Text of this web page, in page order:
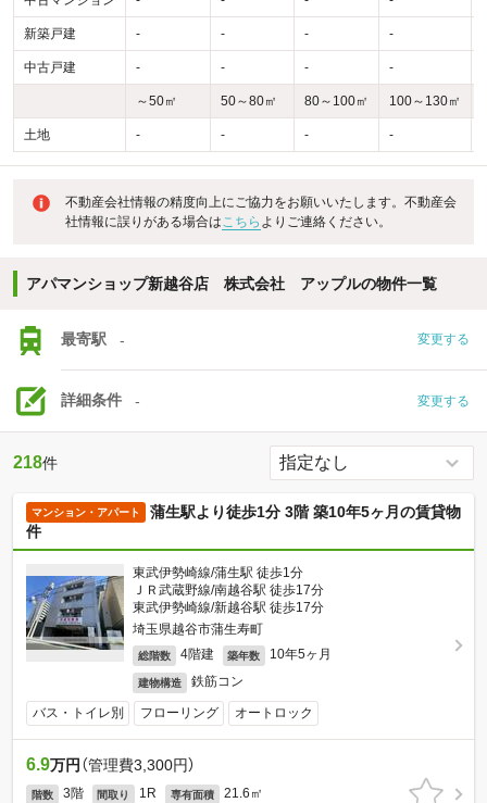
新築戸建 - - - -
中古戸建 - - - -
～50㎡ 50～80㎡ 80～100㎡ 100～130㎡
土地 - - - -
不動産会社情報の精度向上にご協力をお願いいたします。不動産会
社情報に誤りがある場合はこちら よりご連絡ください。
アパマンショップ新越谷店 株式会社 アップルの物件一覧
最寄駅 - 変更する
詳細条件 - 変更する
218件
マンション・アパート
蒲生駅より徒歩1分 3階 築10年5ヶ月の賃貸物
件
東武伊勢崎線/蒲生駅 徒歩1分
ＪＲ武蔵野線/南越谷駅 徒歩17分
東武伊勢崎線/新越谷駅 徒歩17分
埼玉県越谷市蒲生寿町
総階数 4階建 築年数 10年5ヶ月
建物構造 鉄筋コン
バス・トイレ別 フローリング オートロック
6.9万円 （管理費3,300円）
階数 3階 間取り 1R 専有面積 21.6㎡